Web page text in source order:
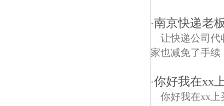
·南京快递老
让快递公司代
家也减免了手续
·你好我在xx
你好我在xx上